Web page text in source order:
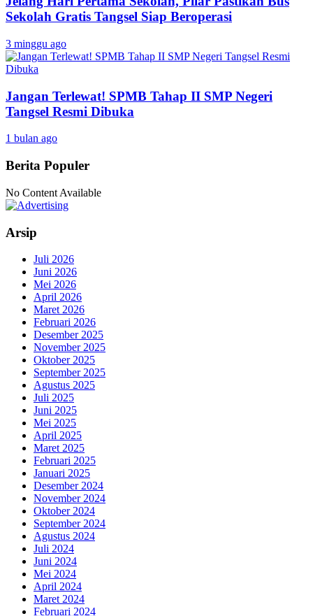
Sekolah Gratis Tangsel Siap Beroperasi
3 minggu ago
Jangan Terlewat! SPMB Tahap II SMP Negeri
Tangsel Resmi Dibuka
1 bulan ago
Berita Populer
No Content Available
Arsip
Juli 2026
Juni 2026
Mei 2026
April 2026
Maret 2026
Februari 2026
Desember 2025
November 2025
Oktober 2025
September 2025
Agustus 2025
Juli 2025
Juni 2025
Mei 2025
April 2025
Maret 2025
Februari 2025
Januari 2025
Desember 2024
November 2024
Oktober 2024
September 2024
Agustus 2024
Juli 2024
Juni 2024
Mei 2024
April 2024
Maret 2024
Februari 2024